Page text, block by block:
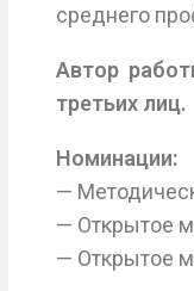
среднего
Автор
третьих лиц.
Номинации:
—
— Открытое
— Открытое